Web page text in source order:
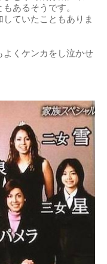
あるそうです。
ていたこともありま
くケンカをし泣かせ